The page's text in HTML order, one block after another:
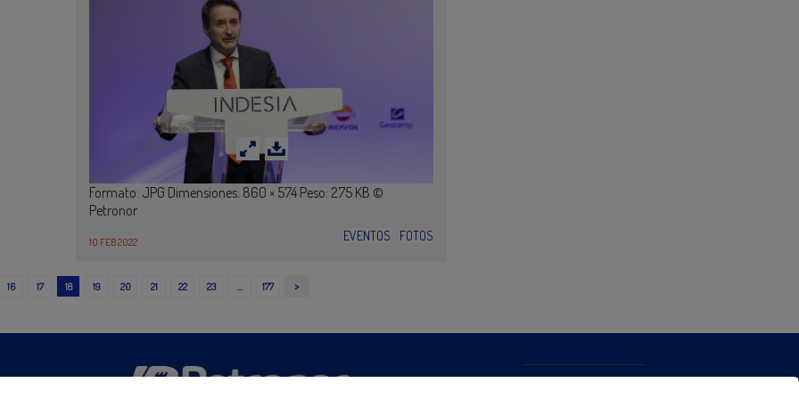
Formato: JPG Dimensiones: 860 × 574 Peso: 275 KB ©
Petronor
10 FEB 2022 EVENTOS FOTOS
16 17 18 19 20 21 22 23 … 177 >